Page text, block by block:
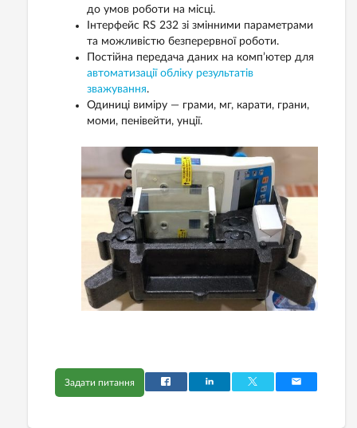
до умов роботи на місці.
Інтерфейс RS 232 зі змінними параметрами
та можливістю безперервної роботи.
Постійна передача даних на комп’ютер для
автоматизації обліку результатів
зважування.
Одиниці виміру — грами, мг, карати, грани,
моми, пенівейти, унції.
Задати питання